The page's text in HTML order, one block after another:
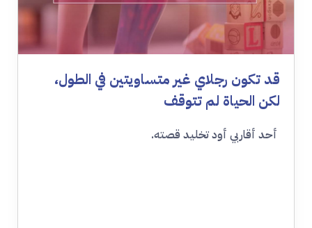
قد تكون رجلاي غير متساويتين في الطول،
لكن الحياة لم تتوقف
أحد أقاربي أود تخليد قصته.